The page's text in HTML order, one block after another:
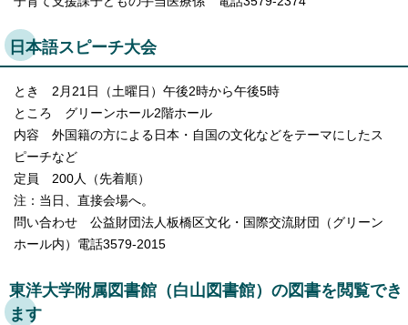
日本語スピーチ大会
とき 2月21日（土曜日）午後2時から午後5時
ところ グリーンホール2階ホール
内容 外国籍の方による日本・自国の文化などをテーマにしたス
ピーチなど
定員 200人（先着順）
注：当日、直接会場へ。
問い合わせ 公益財団法人板橋区文化・国際交流財団（グリーン
ホール内）電話3579-2015
東洋大学附属図書館（白山図書館）の図書を閲覧でき
ます